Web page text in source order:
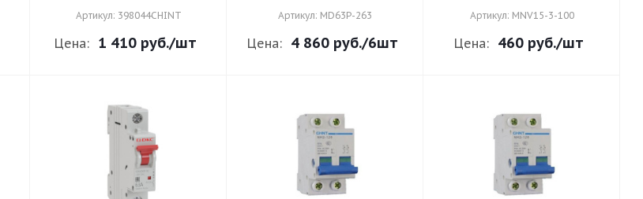
Артикул: 398044CHINT
Цена: 1 410 руб./шт
Артикул: MD63P-263
Цена: 4 860 руб./6шт
Артикул: MNV15-3-100
Цена: 460 руб./шт